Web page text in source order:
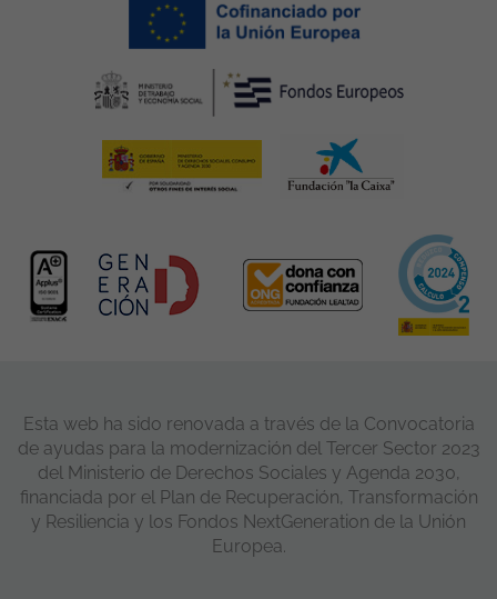
Esta web ha sido renovada a través de la Convocatoria
de ayudas para la modernización del Tercer Sector 2023
del Ministerio de Derechos Sociales y Agenda 2030,
financiada por el Plan de Recuperación, Transformación
y Resiliencia y los Fondos NextGeneration de la Unión
Europea.